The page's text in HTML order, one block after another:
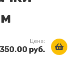
Цена:
350.00 руб.